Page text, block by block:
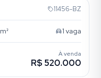
11456-BZ
m² 1 vaga
À venda
R$ 520.000